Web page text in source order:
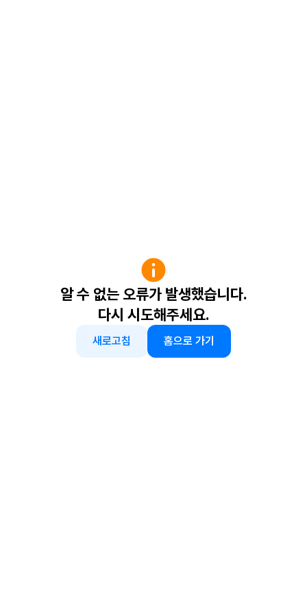
알 수 없는 오류가 발생했습니다.
다시 시도해주세요.
새로고침 홈으로 가기